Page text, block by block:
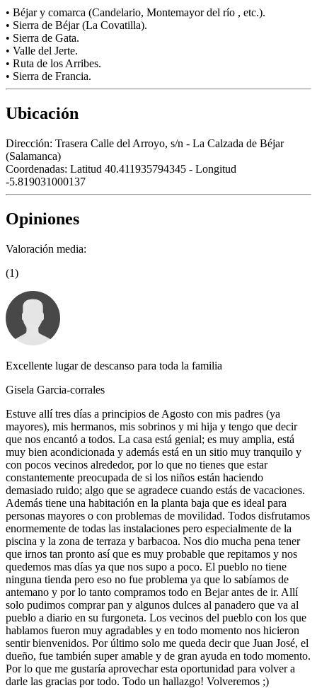
• Béjar y comarca (Candelario, Montemayor del río , etc.).
• Sierra de Béjar (La Covatilla).
• Sierra de Gata.
• Valle del Jerte.
• Ruta de los Arribes.
• Sierra de Francia.
Ubicación
Dirección: Trasera Calle del Arroyo, s/n - La Calzada de Béjar
(Salamanca)
Coordenadas: Latitud 40.411935794345 - Longitud
-5.819031000137
Opiniones
Valoración media:
(1)
Excellente lugar de descanso para toda la familia
Gisela Garcia-corrales
Estuve allí tres días a principios de Agosto con mis padres (ya
mayores), mis hermanos, mis sobrinos y mi hija y tengo que decir
que nos encantó a todos. La casa está genial; es muy amplia, está
muy bien acondicionada y además está en un sitio muy tranquilo y
con pocos vecinos alrededor, por lo que no tienes que estar
constantemente preocupada de si los niños están haciendo
demasiado ruido; algo que se agradece cuando estás de vacaciones.
Además tiene una habitación en la planta baja que es ideal para
personas mayores o con problemas de movilidad. Todos disfrutamos
enormemente de todas las instalaciones pero especialmente de la
piscina y la zona de terraza y barbacoa. Nos dio mucha pena tener
que irnos tan pronto así que es muy probable que repitamos y nos
quedemos mas días ya que nos supo a poco. El pueblo no tiene
ninguna tienda pero eso no fue problema ya que lo sabíamos de
antemano y por lo tanto compramos todo en Bejar antes de ir. Allí
solo pudimos comprar pan y algunos dulces al panadero que va al
pueblo a diario en su furgoneta. Los vecinos del pueblo con los que
hablamos fueron muy agradables y en todo momento nos hicieron
sentir bienvenidos. Por último solo me queda decir que Juan José, el
dueño, fue también super amable y de gran ayuda en todo momento.
Por lo que me gustaría aprovechar esta oportunidad para volver a
darle las gracias por todo. Todo un hallazgo! Volveremos ;)